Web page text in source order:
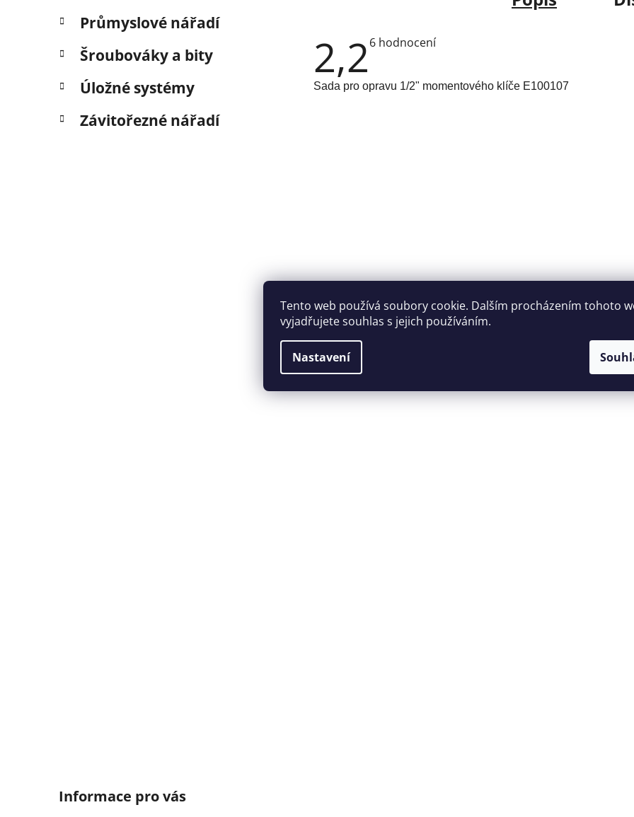
Tento web používá soubory cookie. Dalším procházením tohoto
vyjadřujete souhlas s jejich používáním.
Nastavení
Průmyslové nářadí
Šroubováky a bity
Úložné systémy
Závitořezné nářadí
Informace pro vás
2,2Průměrné
2,2
6 hodnocení
Sada pro opravu 1/2" momentového klíče E100107